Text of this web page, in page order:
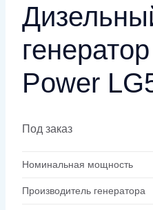
Power
Под заказ
Номинальная мощность
Производитель генератора